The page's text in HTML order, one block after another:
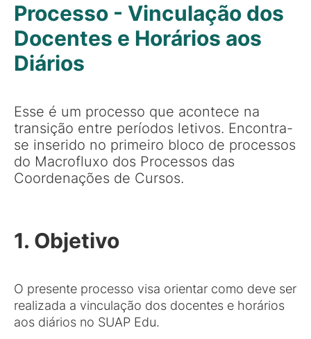
Processo - Vinculação dos
Docentes e Horários aos
Diários
Esse é um processo que acontece na
transição entre períodos letivos. Encontra-
se inserido no primeiro bloco de processos
do Macrofluxo dos Processos das
Coordenações de Cursos.
1. Objetivo
O presente processo visa orientar como deve ser
realizada a vinculação dos docentes e horários
aos diários no SUAP Edu.